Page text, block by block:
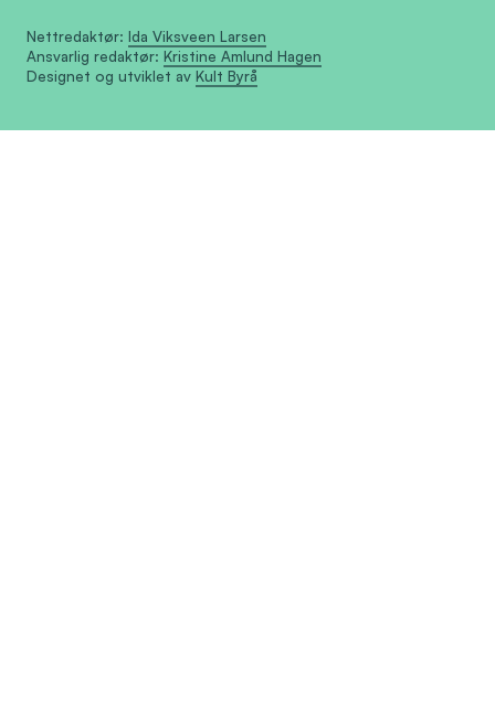
Nettredaktør: Ida Viksveen Larsen
Ansvarlig redaktør: Kristine Amlund Hagen
Designet og utviklet av Kult Byrå